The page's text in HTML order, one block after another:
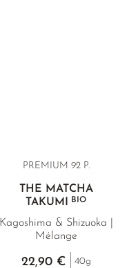
PREMIUM 92 P.
THÉ MATCHA
TAKUMIBIO
Kagoshima & Shizuoka |
Mélange
22,90 € 40g